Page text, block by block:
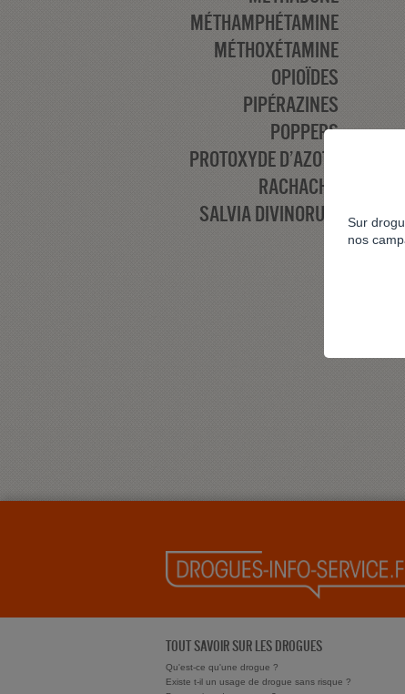
MÉTHAMPHÉTAMINE
MÉTHOXÉTAMINE
OPIOÏDES
PIPÉRAZINES
POPPERS
PROTOXYDE D’AZOTE
RACHACHA
SALVIA DIVINORUM
TOUT SAVOIR SUR LES DROGUES
Qu'est-ce qu'une drogue ?
Existe t-il un usage de drogue sans risque ?
Sur
nos